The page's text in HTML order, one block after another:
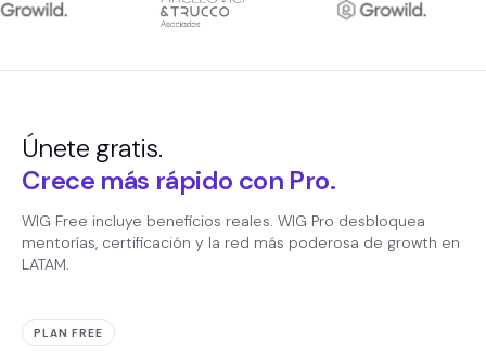
Únete gratis.
Crece más rápido con Pro.
WIG Free incluye beneficios reales. WIG Pro desbloquea
mentorías, certificación y la red más poderosa de growth en
LATAM.
PLAN FREE